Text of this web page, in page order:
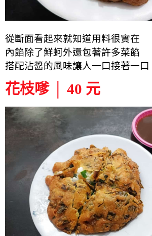
從斷面看起來就知道用料很實在
內餡除了鮮蚵外還包著許多菜餡
搭配沾醬的風味讓人一口接著一口
花枝嗲 │ 40 元